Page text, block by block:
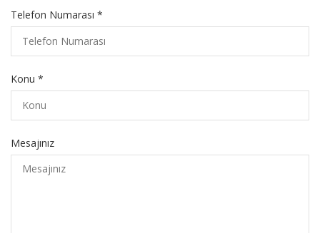
Telefon Numarası *
Konu *
Mesajınız